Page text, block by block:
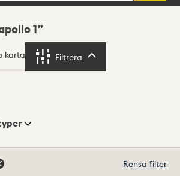
1
karta Filtrera
Rensa filter